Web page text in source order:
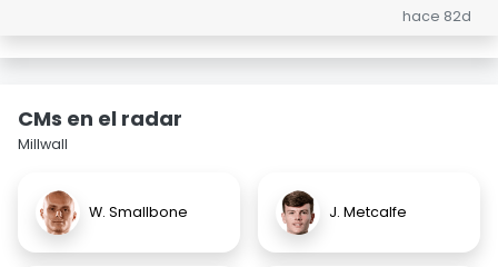
hace 82d
CMs en el radar
Millwall
W. Smallbone J. Metcalfe